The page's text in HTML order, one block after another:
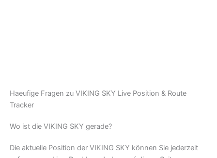
Haeufige Fragen zu VIKING SKY Live Position & Route
Tracker
Wo ist die VIKING SKY gerade?
Die aktuelle Position der VIKING SKY können Sie jederzeit